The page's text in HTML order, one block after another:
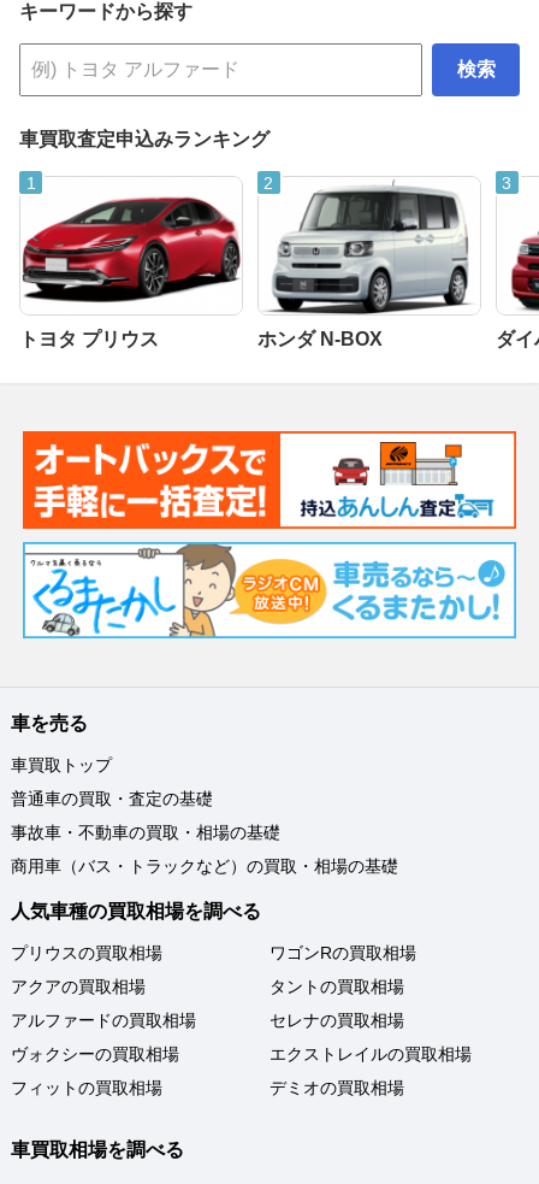
キーワードから探す
検索
車買取査定申込みランキング
トヨタ プリウス ホンダ N-BOX ダイ
車を売る
車買取トップ
普通車の買取・査定の基礎
事故車・不動車の買取・相場の基礎
商用車（バス・トラックなど）の買取・相場の基礎
人気車種の買取相場を調べる
プリウスの買取相場
アクアの買取相場
アルファードの買取相場
ヴォクシーの買取相場
フィットの買取相場
ワゴンRの買取相場
タントの買取相場
セレナの買取相場
エクストレイルの買取相場
デミオの買取相場
車買取相場を調べる